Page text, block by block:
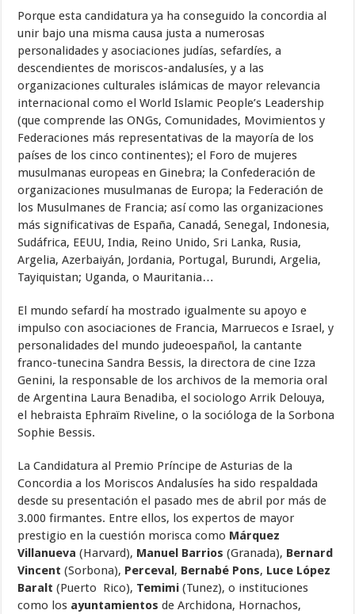
Porque esta candidatura ya ha conseguido la concordia al
unir bajo una misma causa justa a numerosas
personalidades y asociaciones judías, sefardíes, a
descendientes de moriscos-andalusíes, y a las
organizaciones culturales islámicas de mayor relevancia
internacional como el World Islamic People’s Leadership
(que comprende las ONGs, Comunidades, Movimientos y
Federaciones más representativas de la mayoría de los
países de los cinco continentes); el Foro de mujeres
musulmanas europeas en Ginebra; la Confederación de
organizaciones musulmanas de Europa; la Federación de
los Musulmanes de Francia; así como las organizaciones
más significativas de España, Canadá, Senegal, Indonesia,
Sudáfrica, EEUU, India, Reino Unido, Sri Lanka, Rusia,
Argelia, Azerbaiyán, Jordania, Portugal, Burundi, Argelia,
Tayiquistan; Uganda, o Mauritania…
El mundo sefardí ha mostrado igualmente su apoyo e
impulso con asociaciones de Francia, Marruecos e Israel, y
personalidades del mundo judeoespañol, la cantante
franco-tunecina Sandra Bessis, la directora de cine Izza
Genini, la responsable de los archivos de la memoria oral
de Argentina Laura Benadiba, el sociologo Arrik Delouya,
el hebraista Ephraïm Riveline, o la socióloga de la Sorbona
Sophie Bessis.
La Candidatura al Premio Príncipe de Asturias de la
Concordia a los Moriscos Andalusíes ha sido respaldada
desde su presentación el pasado mes de abril por más de
3.000 firmantes. Entre ellos, los expertos de mayor
prestigio en la cuestión morisca como Márquez
Villanueva(Harvard), Manuel Barrios (Granada), Bernard
Vincent (Sorbona), Perceval, Bernabé Pons, Luce López
Baralt (Puerto Rico), Temimi(Tunez), o instituciones
como los ayuntamientos de Archidona, Hornachos,